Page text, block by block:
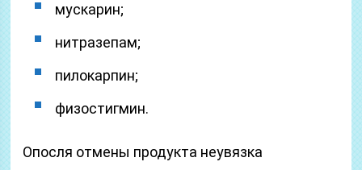
мускарин;
нитразепам;
пилокарпин;
физостигмин.
Опосля отмены продукта неувязка